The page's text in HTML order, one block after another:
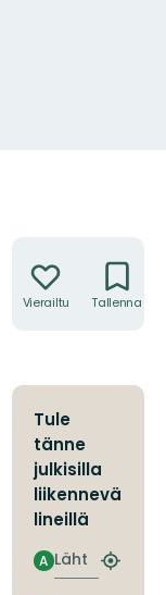
Vierailtu Tallenna
Tule
tänne
julkisilla
liikennevä
lineillä
Lähtö
A
Etsi